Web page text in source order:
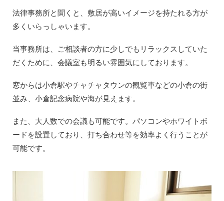
法律事務所と聞くと、敷居が高いイメージを持たれる方が
多くいらっしゃいます。
当事務所は、ご相談者の方に少しでもリラックスしていた
だくために、会議室も明るい雰囲気にしております。
窓からは小倉駅やチャチャタウンの観覧車などの小倉の街
並み、小倉記念病院や海が見えます。
また、大人数での会議も可能です。パソコンやホワイトボ
ードを設置しており、打ち合わせ等を効率よく行うことが
可能です。